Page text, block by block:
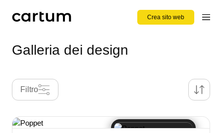
Crea sito web
Galleria dei design
Filtro